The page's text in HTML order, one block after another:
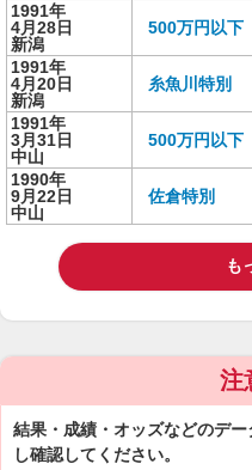
1991年
4月28日
新潟
500万円以下
1991年
4月20日
新潟
糸魚川特別
1991年
3月31日
中山
500万円以下
1990年
9月22日
中山
佐倉特別
も
注
結果・成績・オッズなどのデ
し確認してください。